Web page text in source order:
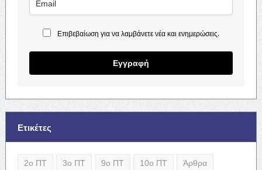
Επιβεβαίωση για να λαμβάνετε νέα και ενημερώσεις.
Εγγραφή
Ετικέτες
2ο ΠΤ 3ο ΠΤ 9ο ΠΤ 10ο ΠΤ Άρθρα